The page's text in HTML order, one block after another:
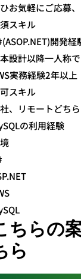
お気軽にご応募
スキル
開発経
設計以降一人称
実務経験2年以上
スキル
、リモートどち
の利用経験
ちらの
ら